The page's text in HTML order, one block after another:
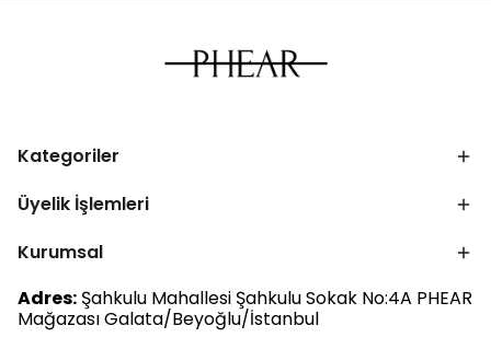
Kategoriler
Üyelik İşlemleri
Kurumsal
Adres: Şahkulu Mahallesi Şahkulu Sokak No:4A PHEAR
Mağazası Galata/Beyoğlu/İstanbul